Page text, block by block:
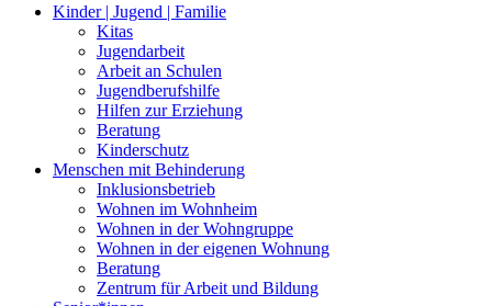
Kinder | Jugend | Familie
Kitas
Jugendarbeit
Arbeit an Schulen
Jugendberufshilfe
Hilfen zur Erziehung
Beratung
Kinderschutz
Menschen mit Behinderung
Inklusionsbetrieb
Wohnen im Wohnheim
Wohnen in der Wohngruppe
Wohnen in der eigenen Wohnung
Beratung
Zentrum für Arbeit und Bildung